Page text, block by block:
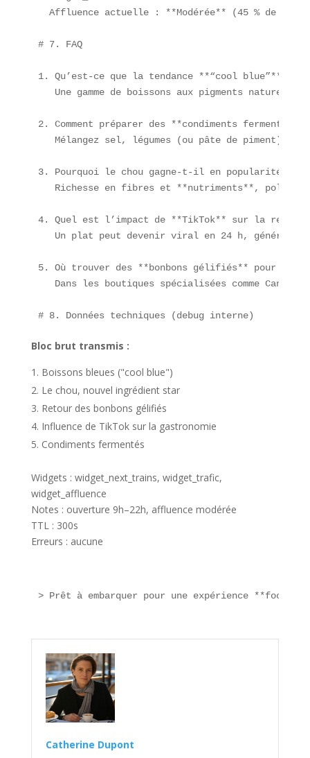
Affluence actuelle : **Modérée** (45 % de
# 7. FAQ
1. Qu’est-ce que la tendance **“cool blue”** ?
Une gamme de boissons aux pigments naturels
2. Comment préparer des **condiments
Mélangez sel, légumes (ou pâte de piment),
3. Pourquoi le chou gagne-t-il en popularité ?
Richesse en fibres et **nutriments**,
4. Quel est l’impact de **TikTok** sur la
Un plat peut devenir viral en 24 h, générant
5. Où trouver des **bonbons gélifiés** pour
Dans les boutiques spécialisées comme Candy
Bloc brut transmis :
Boissons bleues ("cool blue")
Le chou, nouvel ingrédient star
Retour des bonbons gélifiés
Influence de TikTok sur la gastronomie
Condiments fermentés
Widgets : widget_next_trains, widget_trafic,
widget_affluence
Notes : ouverture 9h–22h, affluence modérée
TTL : 300s
Erreurs : aucune
> Prêt à embarquer pour une expérience
Catherine Dupont